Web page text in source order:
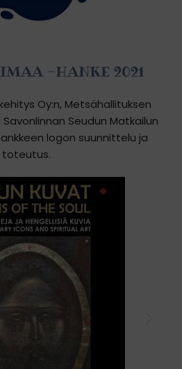
-HANKE 2021
Oy:n, Metsähallituksen
Seudun Matkailun
logon suunnittelu ja
toteutus.